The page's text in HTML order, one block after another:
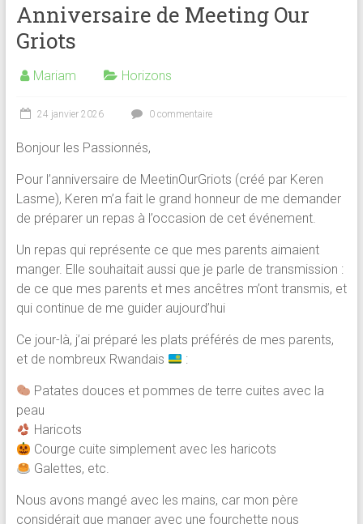
Anniversaire de Meeting Our
Griots
Mariam Horizons
24 janvier 2026 0 commentaire
Bonjour les Passionnés,
Pour l’anniversaire de MeetinOurGriots (créé par Keren
Lasme), Keren m’a fait le grand honneur de me demander
de préparer un repas à l’occasion de cet événement.
Un repas qui représente ce que mes parents aimaient
manger. Elle souhaitait aussi que je parle de transmission :
de ce que mes parents et mes ancêtres m’ont transmis, et
qui continue de me guider aujourd’hui
Ce jour-là, j’ai préparé les plats préférés de mes parents,
et de nombreux Rwandais
:
Patates douces et pommes de terre cuites avec la
peau
Haricots
Courge cuite simplement avec les haricots
Galettes, etc.
Nous avons mangé avec les mains, car mon père
considérait que manger avec une fourchette nous